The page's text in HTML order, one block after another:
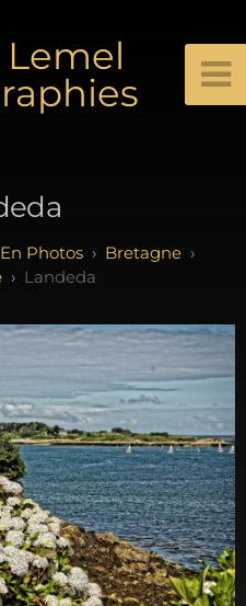
Photos
Bretagne
Landeda